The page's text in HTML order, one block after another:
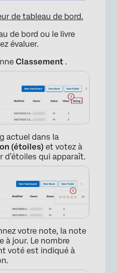
de tableau de bord.
de bord ou le livre
évaluer.
Classement .
×
actuel dans la
(étoiles) et votez à
d’étoiles qui apparaît.
votre note, la note
à jour. Le nombre
voté est indiqué à